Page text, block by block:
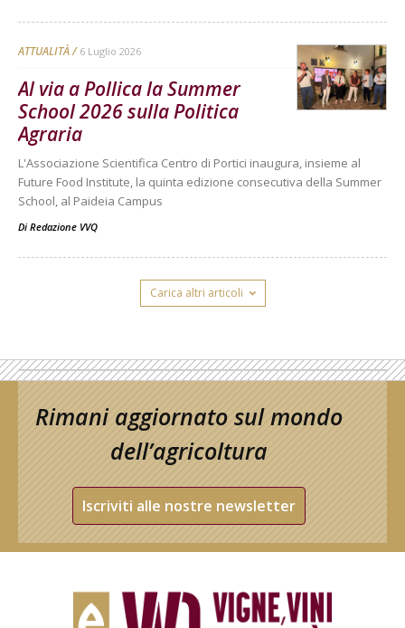
ATTUALITÀ 6 Luglio 2026
Al via a Pollica la Summer
School 2026 sulla Politica
Agraria
L'Associazione Scientifica Centro di Portici inaugura, insieme al
Future Food Institute, la quinta edizione consecutiva della Summer
School, al Paideia Campus
Di Redazione VVQ
Carica altri articoli
Rimani aggiornato sul mondo
dell’agricoltura
Iscriviti alle nostre newsletter